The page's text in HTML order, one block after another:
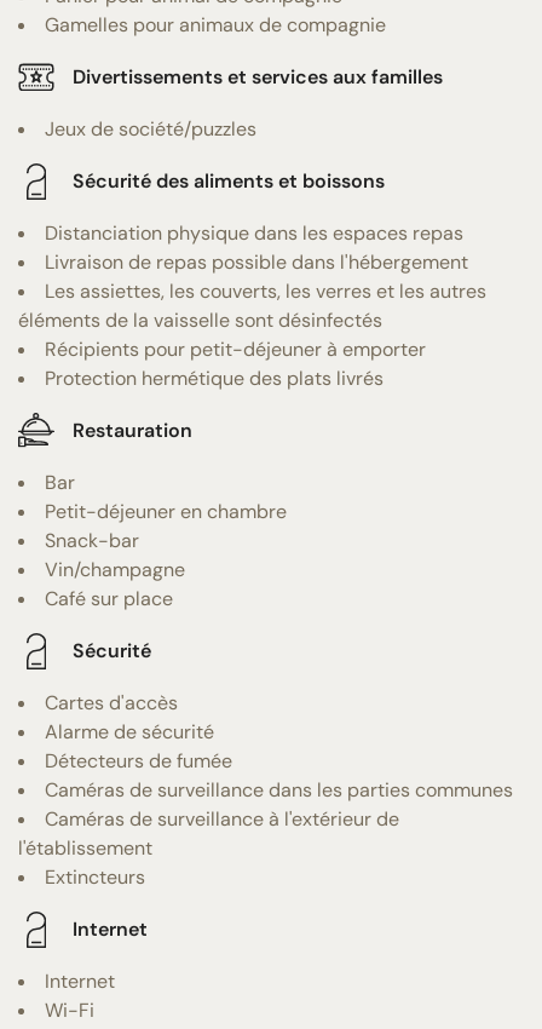
Gamelles pour animaux de compagnie
Divertissements et services aux familles
Jeux de société/puzzles
Sécurité des aliments et boissons
Distanciation physique dans les espaces repas
Livraison de repas possible dans l'hébergement
Les assiettes, les couverts, les verres et les autres
éléments de la vaisselle sont désinfectés
Récipients pour petit-déjeuner à emporter
Protection hermétique des plats livrés
Restauration
Bar
Petit-déjeuner en chambre
Snack-bar
Vin/champagne
Café sur place
Sécurité
Cartes d'accès
Alarme de sécurité
Détecteurs de fumée
Caméras de surveillance dans les parties communes
Caméras de surveillance à l'extérieur de
l'établissement
Extincteurs
Internet
Internet
Wi-Fi